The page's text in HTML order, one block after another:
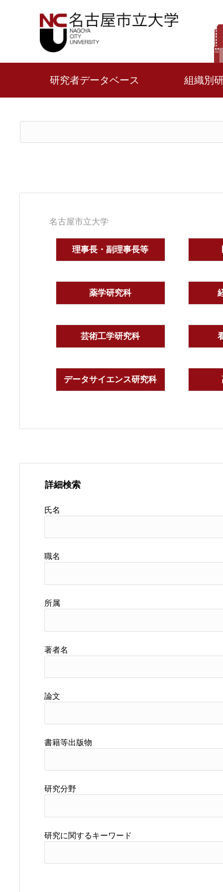
研究者データベース 組織別
名古屋市立大学
理事長・副理事長等
薬学研究科
芸術工学研究科
データサイエンス研究科
詳細検索
氏名
職名
所属
著者名
論文
書籍等出版物
研究分野
研究に関するキーワード